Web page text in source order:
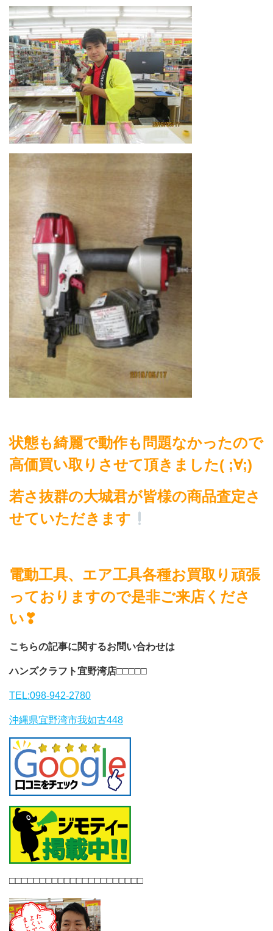
状態も綺麗で動作も問題なかったので
高価買い取りさせて頂きました( ;∀;)
若さ抜群の大城君が皆様の商品査定さ
せていただきます
電動工具、エア工具各種お買取り頑張
っておりますので是非ご来店くださ
い❣
こちらの記事に関するお問い合わせは
ハンズクラフト宜野湾店□□□□□
TEL:098-942-2780
沖縄県宜野湾市我如古448
□□□□□□□□□□□□□□□□□□□□□□